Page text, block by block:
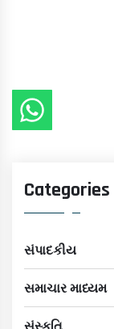
Categories
સંપાદકીય
સમાચાર માધ્યમ
સંસ્કૃતિ